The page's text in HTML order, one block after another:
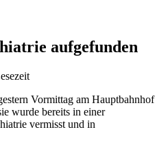
aufgefunden
Vormittag am Hauptbahnhof
wurde bereits in einer
vermisst und in